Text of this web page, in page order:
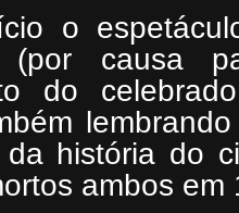
o
(por causa
do
da história do
ambos em